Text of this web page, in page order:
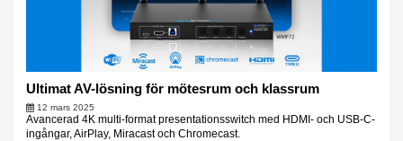
Ultimat AV-lösning för mötesrum och klassrum
12 mars 2025
Avancerad 4K multi-format presentationsswitch med HDMI- och USB-C-
ingångar, AirPlay, Miracast och Chromecast.